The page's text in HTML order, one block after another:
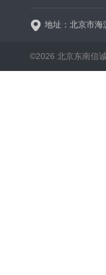
©2026 北京东南信